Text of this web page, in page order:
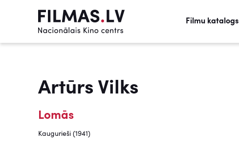
Filmu katalogs
Artūrs Vilks
Lomās
Kaugurieši (1941)